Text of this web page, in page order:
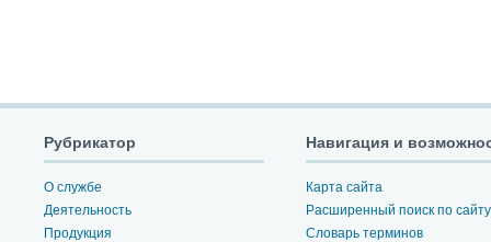
Рубрикатор
О службе
Деятельность
Продукция
Навигация и
Карта сайта
Расширенный поиск по сайту
Словарь терминов